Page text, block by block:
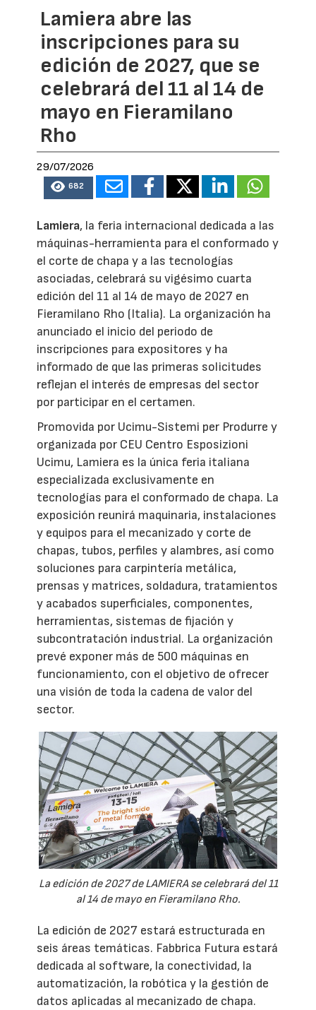
Lamiera abre las
inscripciones para su
edición de 2027, que se
celebrará del 11 al 14 de
mayo en Fieramilano
Rho
29/07/2026
682
Lamiera, la feria internacional dedicada a las
máquinas-herramienta para el conformado y
el corte de chapa y a las tecnologías
asociadas, celebrará su vigésimo cuarta
edición del 11 al 14 de mayo de 2027 en
Fieramilano Rho (Italia). La organización ha
anunciado el inicio del periodo de
inscripciones para expositores y ha
informado de que las primeras solicitudes
reflejan el interés de empresas del sector
por participar en el certamen.
Promovida por Ucimu-Sistemi per Produrre y
organizada por CEU Centro Esposizioni
Ucimu, Lamiera es la única feria italiana
especializada exclusivamente en
tecnologías para el conformado de chapa. La
exposición reunirá maquinaria, instalaciones
y equipos para el mecanizado y corte de
chapas, tubos, perfiles y alambres, así como
soluciones para carpintería metálica,
prensas y matrices, soldadura, tratamientos
y acabados superficiales, componentes,
herramientas, sistemas de fijación y
subcontratación industrial. La organización
prevé exponer más de 500 máquinas en
funcionamiento, con el objetivo de ofrecer
una visión de toda la cadena de valor del
sector.
La edición de 2027 de LAMIERA se celebrará del 11
al 14 de mayo en Fieramilano Rho.
La edición de 2027 estará estructurada en
seis áreas temáticas. Fabbrica Futura estará
dedicada al software, la conectividad, la
automatización, la robótica y la gestión de
datos aplicadas al mecanizado de chapa.